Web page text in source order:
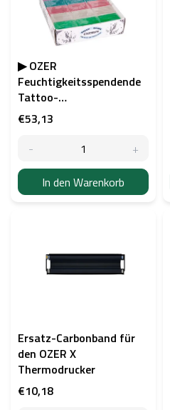
▶ OZER
Feuchtigkeitsspendende
Tattoo-
Pflegeseifenstück 30 x 50
g
€53,13
In den Warenkorb
Ersatz-Carbonband für
den OZER X
Thermodrucker
€10,18